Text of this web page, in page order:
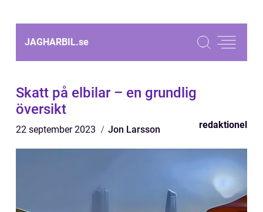
JAGHARBIL.se
Skatt på elbilar – en grundlig
översikt
22 september 2023 Jon Larsson redaktionel